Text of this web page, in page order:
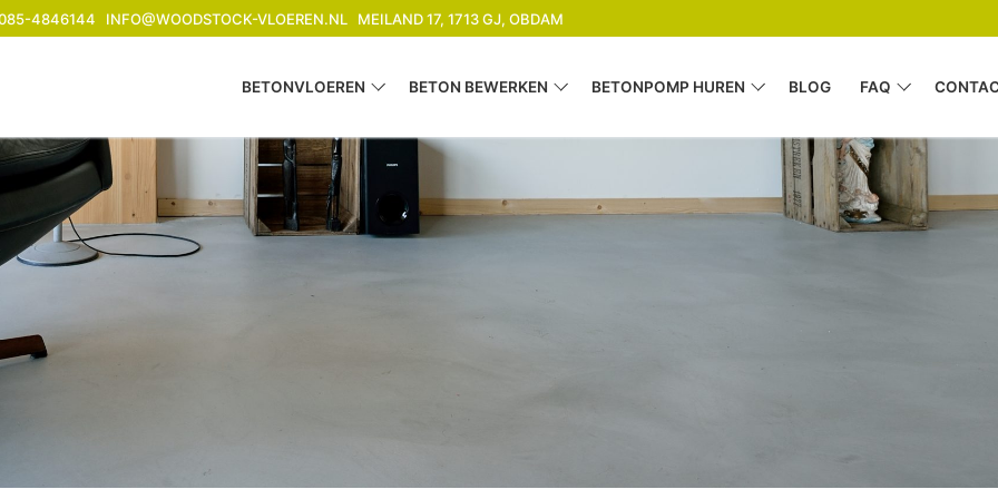
4846144 INFO@WOODSTOCK-VLOEREN.NL MEILAND 17, 1713 GJ, OBDAM
BETONVLOEREN BETON BEWERKEN BETONPOMP HUREN BLOG FAQ